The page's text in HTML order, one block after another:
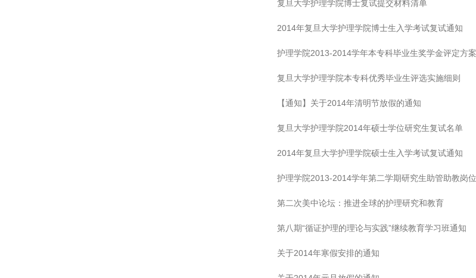
复旦大学护理学院博士复试提交材料清单
2014年复旦大学护理学院博士生入学考试复试通知
护理学院2013-2014学年本专科毕业生奖学金评定方案
复旦大学护理学院本专科优秀毕业生评选实施细则
【通知】关于2014年清明节放假的通知
复旦大学护理学院2014年硕士学位研究生复试名单
2014年复旦大学护理学院硕士生入学考试复试通知
护理学院2013-2014学年第二学期研究生助管助教岗
第二次美中论坛：推进全球的护理研究和教育
第八期“循证护理的理论与实践”继续教育学习班通知
关于2014年寒假安排的通知